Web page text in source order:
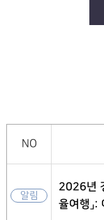
NO
알림
2026년
율여행」